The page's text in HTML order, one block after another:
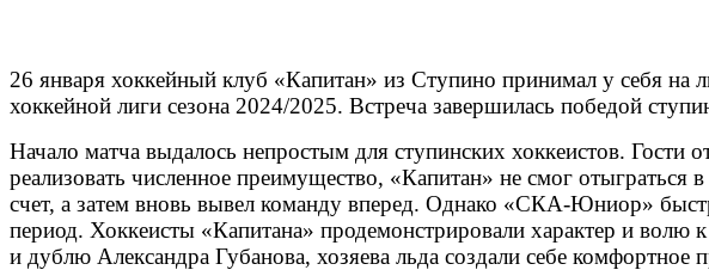
26 января хоккейный клуб «Капитан» из Ступино принимал у себя
хоккейной лиги сезона 2024/2025. Встреча завершилась победой
Начало матча выдалось непростым для ступинских хоккеистов. Гости
реализовать численное преимущество, «Капитан» не смог
счет, а затем вновь вывел команду вперед. Однако «СКА-Юниор»
период. Хоккеисты «Капитана» продемонстрировали характер и
и дублю Александра Губанова, хозяева льда создали себе комфортное